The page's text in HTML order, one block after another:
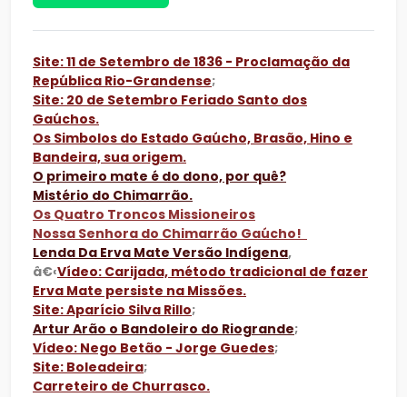
Site: 11 de Setembro de 1836 - Proclamação da
República Rio-Grandense;
Site: 20 de Setembro Feriado Santo dos
Gaúchos.
Os Simbolos do Estado Gaúcho, Brasão, Hino e
Bandeira, sua origem.
O primeiro mate é do dono, por quê?
Mistério do Chimarrão.
Os Quatro Troncos Missioneiros
Nossa Senhora do Chimarrão Gaúcho!
Lenda Da Erva Mate Versão Indígena,
â€‹Vídeo: Carijada, método tradicional de fazer
Erva Mate persiste na Missões.
Site: Aparício Silva Rillo;
Artur Arão o Bandoleiro do Riogrande;
Vídeo: Nego Betão - Jorge Guedes;
Site: Boleadeira;
Carreteiro de Churrasco.